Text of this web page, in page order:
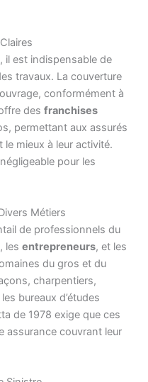
il est indispensable de
travaux. La couverture
conformément à
des franchises
permettant aux assurés
mieux à leur activité.
pour les
Métiers
de professionnels du
, les entrepreneurs, et les
du gros et du
charpentiers,
bureaux d’études
de 1978 exige que ces
assurance couvrant leur